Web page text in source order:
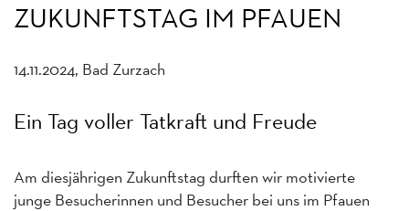
ZUKUNFTSTAG IM PFAUEN
14.11.2024, Bad Zurzach
Ein Tag voller Tatkraft und Freude
Am diesjährigen Zukunftstag durften wir motivierte
junge Besucherinnen und Besucher bei uns im Pfauen